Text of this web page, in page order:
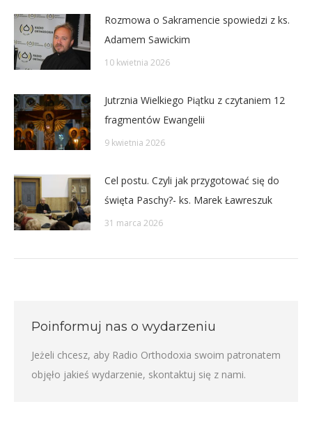
Rozmowa o Sakramencie spowiedzi z ks.
Adamem Sawickim
10 kwietnia 2026
Jutrznia Wielkiego Piątku z czytaniem 12
fragmentów Ewangelii
9 kwietnia 2026
Cel postu. Czyli jak przygotować się do
święta Paschy?- ks. Marek Ławreszuk
31 marca 2026
Poinformuj nas o wydarzeniu
Jeżeli chcesz, aby Radio Orthodoxia swoim patronatem
objęło jakieś wydarzenie, skontaktuj się z nami.